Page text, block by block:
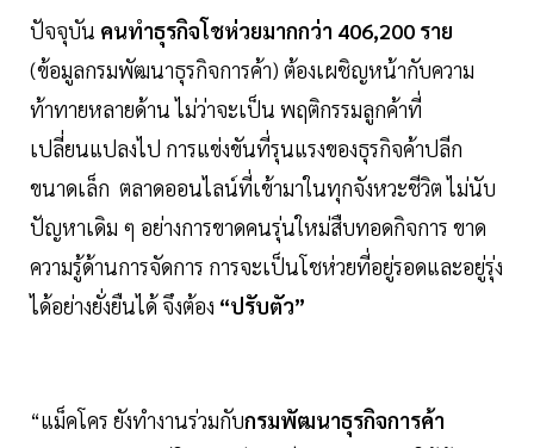
ปัจจุบัน คนทำธุรกิจโชห่วยมากกว่า 406,200 ราย
(ข้อมูลกรมพัฒนาธุรกิจการค้า) ต้องเผชิญหน้ากับความ
ท้าทายหลายด้าน ไม่ว่าจะเป็น พฤติกรรมลูกค้าที่
เปลี่ยนแปลงไป การแข่งขันที่รุนแรงของธุรกิจค้าปลีก
ขนาดเล็ก ตลาดออนไลน์ที่เข้ามาในทุกจังหวะชีวิต ไม่นับ
ปัญหาเดิม ๆ อย่างการขาดคนรุ่นใหม่สืบทอดกิจการ ขาด
ความรู้ด้านการจัดการ การจะเป็นโชห่วยที่อยู่รอดและอยู่รุ่ง
ได้อย่างยั่งยืนได้ จึงต้อง “ปรับตัว”
“แม็คโคร ยังทำงานร่วมกับกรมพัฒนาธุรกิจการค้า